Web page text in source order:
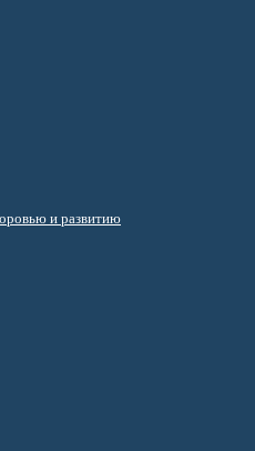
и развитию